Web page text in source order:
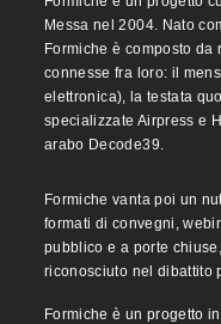
Messa nel 2004. Nato
Formiche è composto da
connesse fra loro: il
elettronica), la testata
specializzate Airpress e
arabo Decode39.
Formiche vanta poi un
formati di convegni,
pubblico e a porte
riconosciuto nel dibattito
Formiche è un progetto